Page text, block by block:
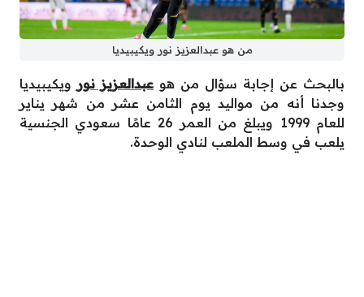
من هو عبدالعزيز نور ويكيبيديا
بالبحث عن إجابة سؤال من هو عبدالعزيز نور ويكيبيديا
وجدنا أنه من مواليد يوم الثامن عشر من شهر يناير
للعام 1999 ويبلغ من العمر 26 عامًا سعودي الجنسية
يلعب في وسط الملعب لنادي الوحدة.